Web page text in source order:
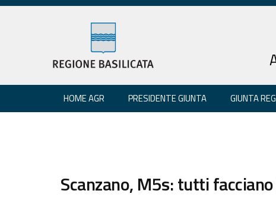
HOME AGR PRESIDENTE GIUNTA GIUNTA
Scanzano, M5s: tutti